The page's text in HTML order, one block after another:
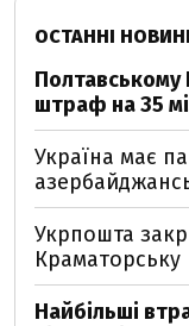
ОСТАННІ
Полтавському
штраф на 35
Україна має
Укрпошта
Краматорську
Найбільші